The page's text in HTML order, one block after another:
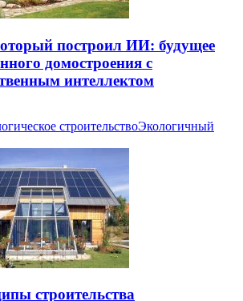
построил ИИ: будущее
домостроения с
интеллектом
строительствоЭкологичный
строительства